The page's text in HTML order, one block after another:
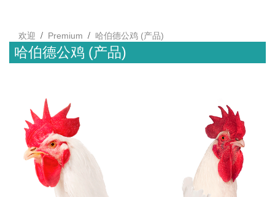
欢迎 / Premium / 哈伯德公鸡 (产品)
哈伯德公鸡 (产品)